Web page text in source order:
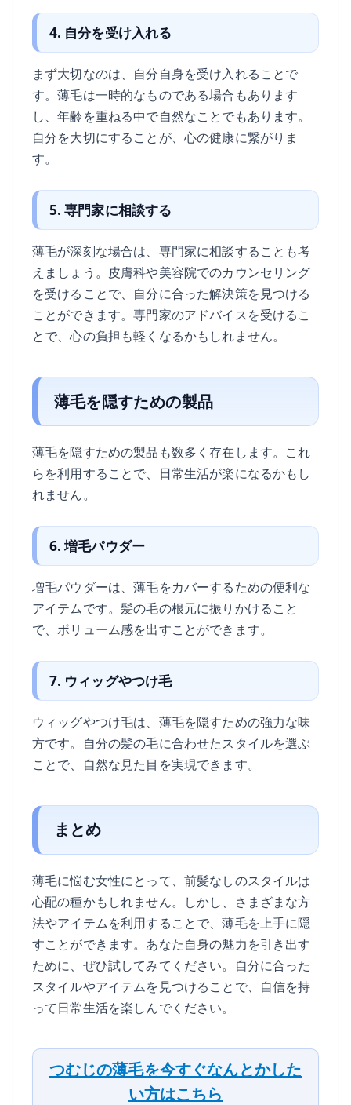
4. 自分を受け入れる
まず大切なのは、自分自身を受け入れることで
す。薄毛は一時的なものである場合もあります
し、年齢を重ねる中で自然なことでもあります。
自分を大切にすることが、心の健康に繋がりま
す。
5. 専門家に相談する
薄毛が深刻な場合は、専門家に相談することも考
えましょう。皮膚科や美容院でのカウンセリング
を受けることで、自分に合った解決策を見つける
ことができます。専門家のアドバイスを受けるこ
とで、心の負担も軽くなるかもしれません。
薄毛を隠すための製品
薄毛を隠すための製品も数多く存在します。これ
らを利用することで、日常生活が楽になるかもし
れません。
6. 増毛パウダー
増毛パウダーは、薄毛をカバーするための便利な
アイテムです。髪の毛の根元に振りかけること
で、ボリューム感を出すことができます。
7. ウィッグやつけ毛
ウィッグやつけ毛は、薄毛を隠すための強力な味
方です。自分の髪の毛に合わせたスタイルを選ぶ
ことで、自然な見た目を実現できます。
まとめ
薄毛に悩む女性にとって、前髪なしのスタイルは
心配の種かもしれません。しかし、さまざまな方
法やアイテムを利用することで、薄毛を上手に隠
すことができます。あなた自身の魅力を引き出す
ために、ぜひ試してみてください。自分に合った
スタイルやアイテムを見つけることで、自信を持
って日常生活を楽しんでください。
つむじの薄毛を今すぐなんとかした
い方はこちら